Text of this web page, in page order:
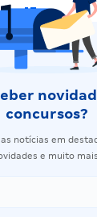
concursos?
notícias em
e muito